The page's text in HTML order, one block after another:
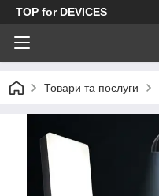
TOP for DEVICES
Товари та послуги